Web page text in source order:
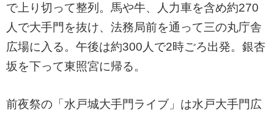
で上り切って整列。馬や牛、人力車を含め約270
人で大手門を抜け、法務局前を通って三の丸庁舎
広場に入る。午後は約300人で2時ごろ出発。銀杏
坂を下って東照宮に帰る。
前夜祭の「水戸城大手門ライブ」は水戸大手門広